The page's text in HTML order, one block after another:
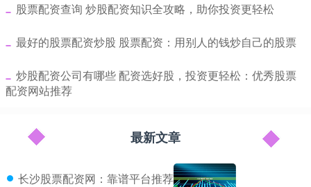
​股票配资查询 炒股配资知识全攻略，助你投资更轻松
​最好的股票配资炒股 股票配资：用别人的钱炒自己的股票
​炒股配资公司有哪些 配资选好股，投资更轻松：优秀股票
配资网站推荐
最新文章
长沙股票配资网：靠谱平台推荐